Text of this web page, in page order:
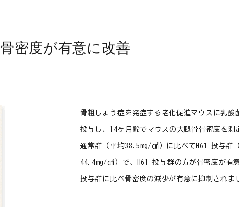
骨密度が有意に改善
骨粗しょう症を発症する老化促進マウスに乳酸
投与し、14ヶ月齢でマウスの大腿骨骨密度を測
通常群（平均38.5mg/㎠）に比べてH61 投与群
44.4mg/㎠）で、H61 投与群の方が骨密度が有
投与群に比べ骨密度の減少が有意に抑制されま